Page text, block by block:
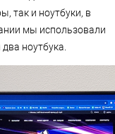
так и ноутбуки, в
мы использовали
ноутбука.